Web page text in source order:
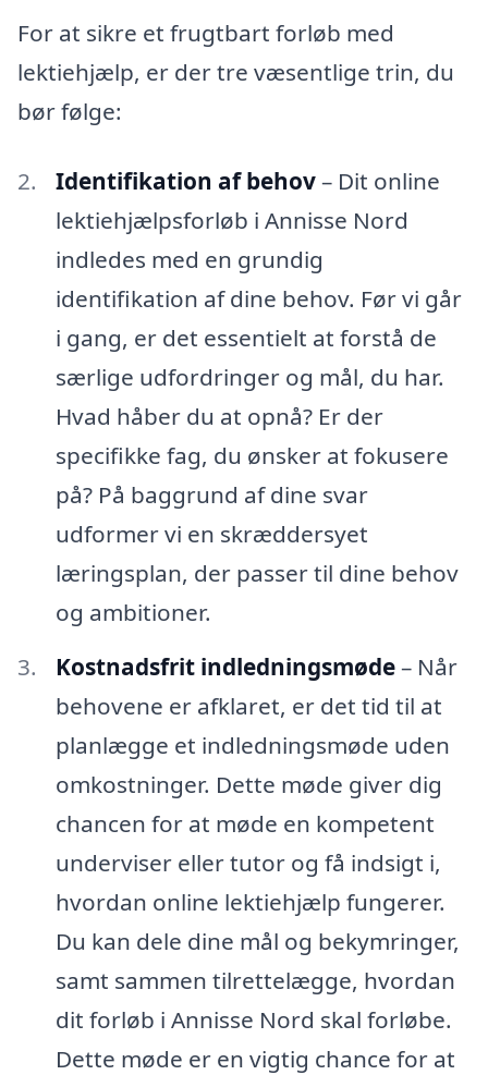
For at sikre et frugtbart forløb med
lektiehjælp, er der tre væsentlige trin, du
bør følge:
Identifikation af behov– Dit online
lektiehjælpsforløb i Annisse Nord
indledes med en grundig
identifikation af dine behov. Før vi går
i gang, er det essentielt at forstå de
særlige udfordringer og mål, du har.
Hvad håber du at opnå? Er der
specifikke fag, du ønsker at fokusere
på? På baggrund af dine svar
udformer vi en skræddersyet
læringsplan, der passer til dine behov
og ambitioner.
Kostnadsfrit indledningsmøde– Når
behovene er afklaret, er det tid til at
planlægge et indledningsmøde uden
omkostninger. Dette møde giver dig
chancen for at møde en kompetent
underviser eller tutor og få indsigt i,
hvordan online lektiehjælp fungerer.
Du kan dele dine mål og bekymringer,
samt sammen tilrettelægge, hvordan
dit forløb i Annisse Nord skal forløbe.
Dette møde er en vigtig chance for at